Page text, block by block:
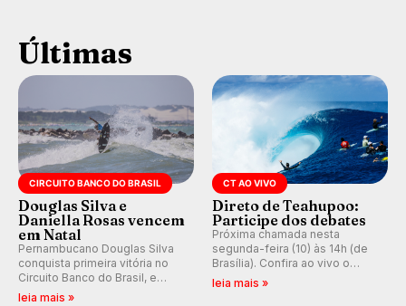
Últimas
CIRCUITO BANCO DO BRASIL
Douglas Silva e
Daniella Rosas vencem
em Natal
Pernambucano Douglas Silva
conquista primeira vitória no
Circuito Banco do Brasil, e
peruana Daniella Rosas vence
leia mais »
CT AO VIVO
Direto de Teahupoo:
Participe dos debates
Próxima chamada nesta
segunda-feira (10) às 14h (de
Brasília). Confira ao vivo o
Outerknown Tahiti Pro 2026 e
leia mais »